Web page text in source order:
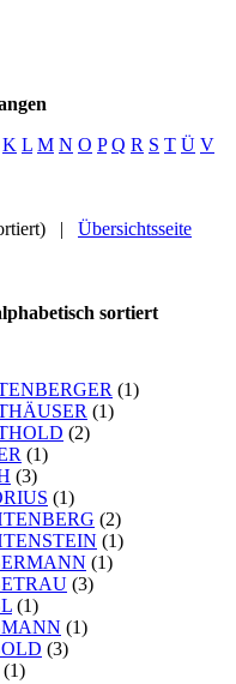
K L M N O P Q R S T Ü V
| Übersichtsseite
sortiert
(1)
(1)
(2)
(1)
(3)
(1)
(2)
(1)
(1)
(3)
(1)
(1)
(3)
(1)